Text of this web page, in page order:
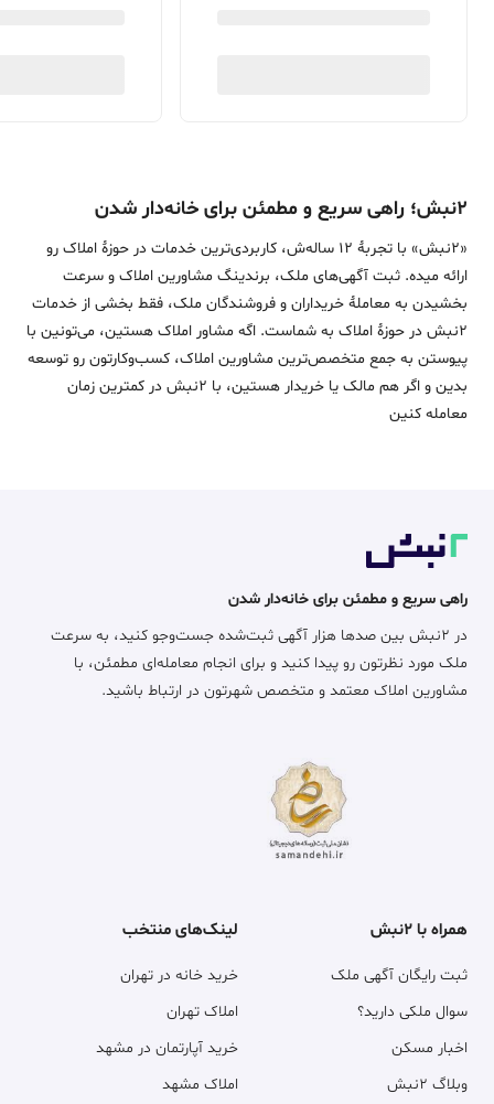
۲نبش؛ راهی سریع و مطمئن برای خانه‌دار شدن
«2نبش» با تجربۀ 12 ساله‌ش، کاربردی‌ترین خدمات در حوزۀ املاک رو
ارائه میده. ثبت آگهی‌های ملک، برندینگ مشاورین املاک و سرعت
بخشیدن به معاملۀ خریداران و فروشندگان ملک، فقط بخشی از خدمات
2نبش در حوزۀ املاک به شماست. اگه مشاور املاک هستین، می‌تونین با
پیوستن به جمع متخصص‌ترین مشاورین املاک، کسب‌وکارتون رو توسعه
بدین و اگر هم مالک یا خریدار هستین، با 2نبش در کمترین زمان
معامله‌ کنین
راهی سریع و مطمئن برای خانه‌دار شدن
در ۲نبش بین صدها هزار آگهی ثبت‌شده جست‌وجو کنید، به سرعت
ملک مورد نظرتون رو پیدا کنید و برای انجام معامله‌ای مطمئن، با
مشاورین املاک معتمد و متخصص شهرتون در ارتباط باشید.
همراه با ۲نبش
ثبت رایگان آگهی ملک
سوال ملکی دارید؟
اخبار مسکن
وبلاگ ۲نبش
لینک‌های منتخب
خرید خانه در تهران
املاک تهران
خرید آپارتمان در مشهد
املاک مشهد